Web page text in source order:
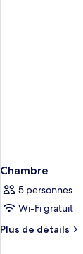
Chambre
5 personnes
Wi-Fi gratuit
Plus de détails
Plus